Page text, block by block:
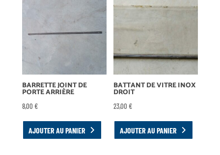
BARRETTE JOINT DE
PORTE ARRIÈRE
8,00 €
AJOUTER AU PANIER
BATTANT DE VITRE INOX
DROIT
23,00€
AJOUTER AU PANIER